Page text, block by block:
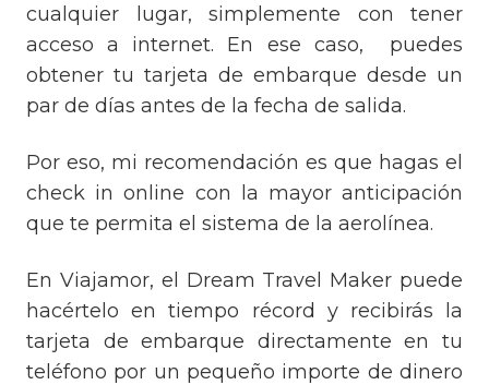
cualquier lugar, simplemente con tener
acceso a internet. En ese caso, puedes
obtener tu tarjeta de embarque desde un
par de días antes de la fecha de salida.
Por eso, mi recomendación es que hagas el
check in online con la mayor anticipación
que te permita el sistema de la aerolínea.
En Viajamor, el Dream Travel Maker puede
hacértelo en tiempo récord y recibirás la
tarjeta de embarque directamente en tu
teléfono por un pequeño importe de dinero